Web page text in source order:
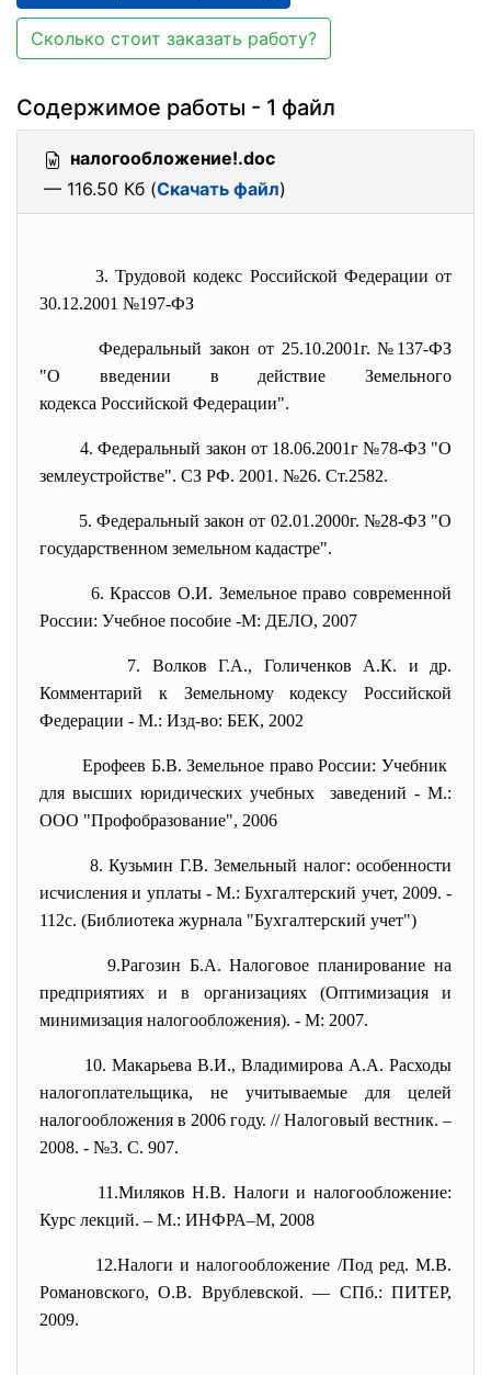
Сколько стоит заказать работу?
Содержимое работы - 1 файл
налогообложение!.doc
— 116.50 Кб (Скачать файл)
3. Трудовой кодекс Российской Федерации от
30.12.2001 №197-ФЗ
Федеральный закон от 25.10.2001г. №137-ФЗ
"О введении в действие Земельного
кодекса Российской Федерации".
4. Федеральный закон от 18.06.2001г №78-ФЗ "О
землеустройстве". СЗ РФ. 2001. №26. Ст.2582.
5. Федеральный закон от 02.01.2000г. №28-ФЗ "О
государственном земельном кадастре".
6. Крассов О.И. Земельное право современной
России: Учебное пособие -М: ДЕЛО, 2007
7. Волков Г.А., Голиченков А.К. и др.
Комментарий к Земельному кодексу Российской
Федерации - М.: Изд-во: БЕК, 2002
Ерофеев Б.В. Земельное право России: Учебник
для высших юридических учебных заведений - М.:
ООО "Профобразование", 2006
8. Кузьмин Г.В. Земельный налог: особенности
исчисления и уплаты - М.: Бухгалтерский учет, 2009. -
112с. (Библиотека журнала "Бухгалтерский учет")
9.Рагозин Б.А. Налоговое планирование на
предприятиях и в организациях (Оптимизация и
минимизация налогообложения). - М: 2007.
10. Макарьева В.И., Владимирова А.А. Расходы
налогоплательщика, не учитываемые для целей
налогообложения в 2006 году. // Налоговый вестник. –
2008. - №3. С. 907.
11.Миляков Н.В. Налоги и налогообложение:
Курс лекций. – М.: ИНФРА–М, 2008
12.Налоги и налогообложение /Под ред. М.В.
Романовского, О.В. Врублевской. — СПб.: ПИТЕР,
2009.